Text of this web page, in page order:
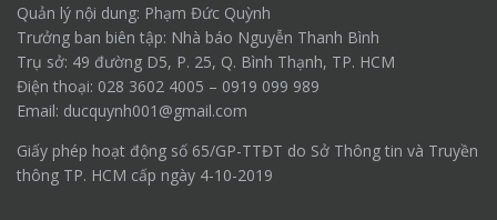
Quản lý nội dung: Phạm Đức Quỳnh
Trưởng ban biên tập: Nhà báo Nguyễn Thanh Bình
Trụ sở: 49 đường D5, P. 25, Q. Bình Thạnh, TP. HCM
Điện thoại: 028 3602 4005 – 0919 099 989
Email: ducquynh001@gmail.com
Giấy phép hoạt động số 65/GP-TTĐT do Sở Thông tin và Truyền
thông TP. HCM cấp ngày 4-10-2019